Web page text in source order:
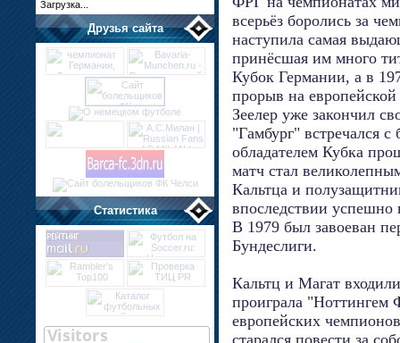
Загрузка...
Друзья сайта
Статистика
всерьёз боролись за
наступила самая
принёсшая им много
Кубок Германии, а в
прорыв на
Зеелер уже закончил
"Гамбург" встречался
обладателем Кубка
матч стал
Кальтца и
впоследствии
В 1979 был завоеван
Бундеслиги.
Кальтц и Магат
проиграла "Ноттингем
европейских
старался повести за